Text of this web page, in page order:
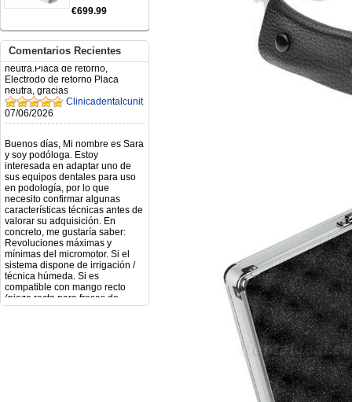
€699.99
Comentarios Recientes
Artículo. DDE0032580
electróbisturí, quisiera saber si
tiene una "toma a tierra" lo que
va conectado al paciente, placa
neutra.Placa de retorno,
Electrodo de retorno Placa
neutra, gracias
Clinicadentalcunit
07/06/2026
Buenos días, Mi nombre es Sara
y soy podóloga. Estoy
interesada en adaptar uno de
sus equipos dentales para uso
en podología, por lo que
necesito confirmar algunas
características técnicas antes de
valorar su adquisición. En
concreto, me gustaría saber:
Revoluciones máximas y
mínimas del micromotor. Si el
sistema dispone de irrigación /
técnica húmeda. Si es
compatible con mango recto
(pieza recta para fresas de
podología). Velocidad del